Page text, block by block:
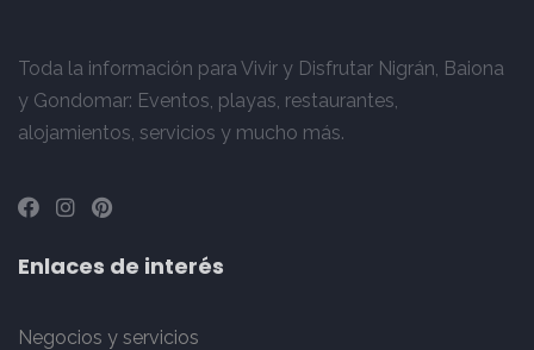
Toda la información para Vivir y Disfrutar Nigrán, Baiona
y Gondomar: Eventos, playas, restaurantes,
alojamientos, servicios y mucho más.
Enlaces de interés
Negocios y servicios